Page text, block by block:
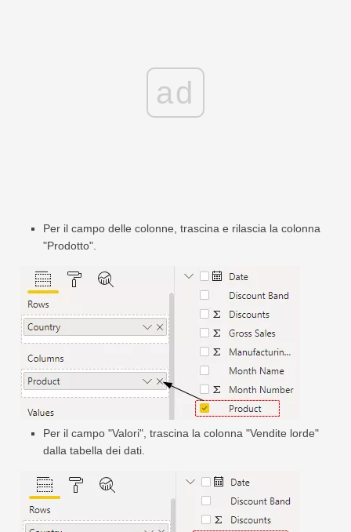
ad
Per il campo delle colonne, trascina e rilascia la colonna
"Prodotto".
Per il campo "Valori", trascina la colonna "Vendite lorde"
dalla tabella dei dati.